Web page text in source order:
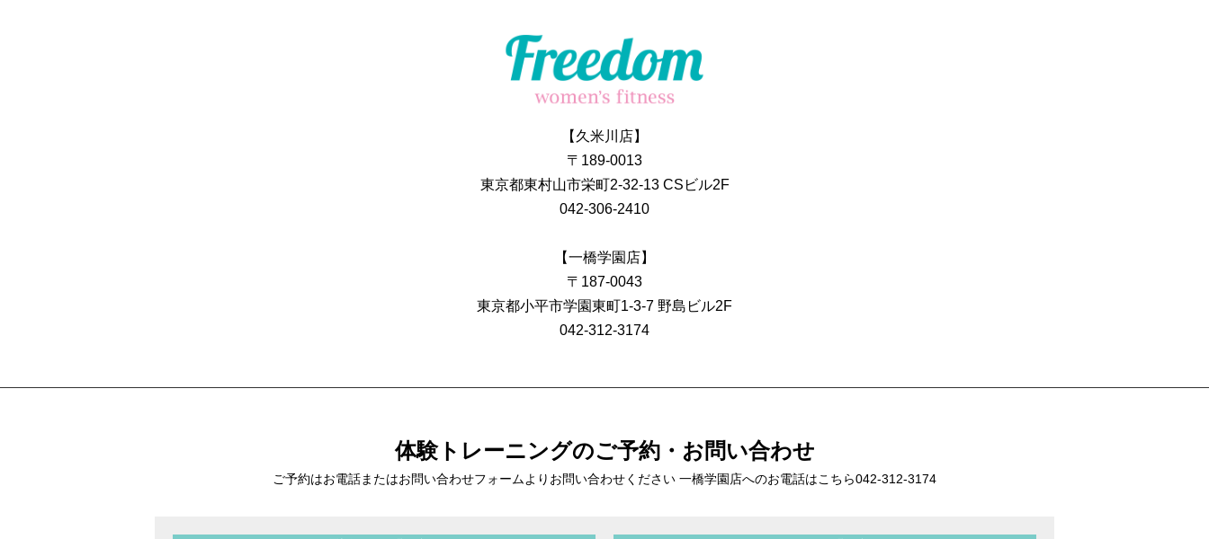
【久米川店】
〒189-0013
東京都東村山市栄町2-32-13 CSビル2F
042-306-2410
【一橋学園店】
〒187-0043
東京都小平市学園東町1-3-7 野島ビル2F
042-312-3174
体験トレーニングのご予約・お問い合わせ
ご予約はお電話またはお問い合わせフォームより お問い合わせください 一橋学園店へのお電話はこちら042-312-3174